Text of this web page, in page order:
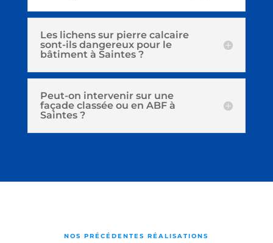
Les lichens sur pierre calcaire
sont-ils dangereux pour le
bâtiment à Saintes ?
Peut-on intervenir sur une
façade classée ou en ABF à
Saintes ?
NOS PRÉCÉDENTES RÉALISATIONS